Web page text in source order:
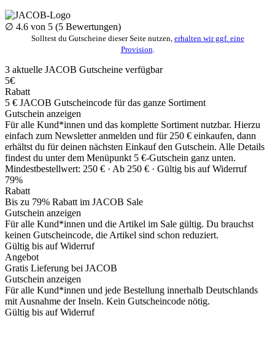
∅ 4.6 von 5 (5 Bewertungen)
Solltest du Gutscheine dieser Seite nutzen, erhalten wir ggf. eine
Provision
3 aktuelle JACOB Gutscheine verfügbar
5€
Rabatt
5 € JACOB Gutscheincode für das ganze Sortiment
Gutschein anzeigen
Für alle Kund*innen und das komplette Sortiment nutzbar. Hierzu
einfach zum Newsletter anmelden und für 250 € einkaufen, dann
erhältst du für deinen nächsten Einkauf den Gutschein. Alle Details
findest du unter dem Menüpunkt 5 €-Gutschein ganz unten.
Mindestbestellwert: 250 € · Ab 250 € · Gültig bis auf Widerruf
79%
Rabatt
Bis zu 79% Rabatt im JACOB Sale
Gutschein anzeigen
Für alle Kund*innen und die Artikel im Sale gültig. Du brauchst
keinen Gutscheincode, die Artikel sind schon reduziert.
Gültig bis auf Widerruf
Angebot
Gratis Lieferung bei JACOB
Gutschein anzeigen
Für alle Kund*innen und jede Bestellung innerhalb Deutschlands
mit Ausnahme der Inseln. Kein Gutscheincode nötig.
Gültig bis auf Widerruf